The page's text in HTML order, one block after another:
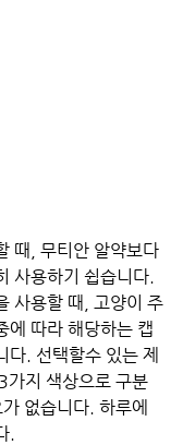
때, 무티안 알약보다
사용하기 쉽습니다.
사용할 때, 고양이 주
에 따라 해당하는 캡
다. 선택할수 있는 제
가지 색상으로 구분
없습니다. 하루에
.